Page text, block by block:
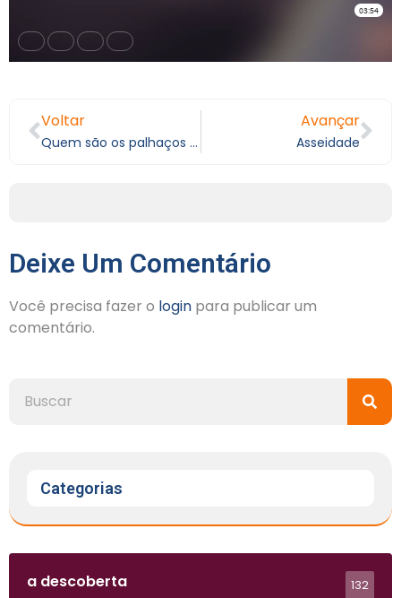
Voltar
Quem são os palhaços da história?
Avançar
Asseidade
Deixe Um Comentário
Você precisa fazer o login para publicar um
comentário.
Categorias
a descoberta 132